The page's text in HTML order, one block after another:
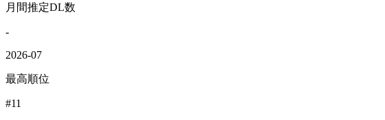
月間推定DL数
-
2026-07
最高順位
#11